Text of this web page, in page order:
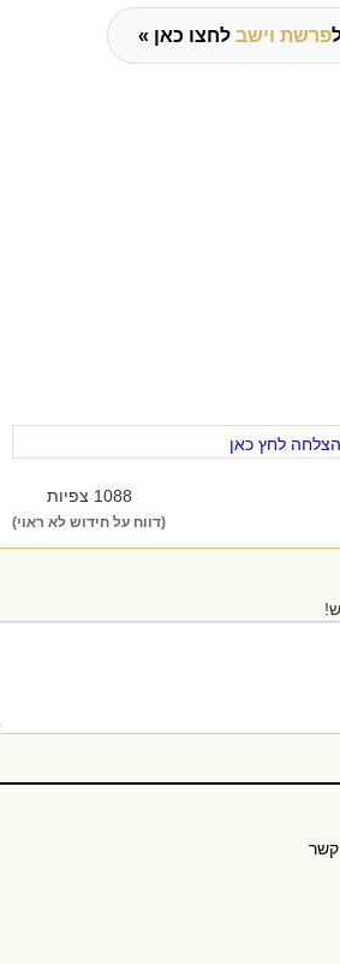
פרשת וישב לחצו כאן »
לחץ כאן
1088 צפיות
(דווח על חידוש לא ראוי)
קשר